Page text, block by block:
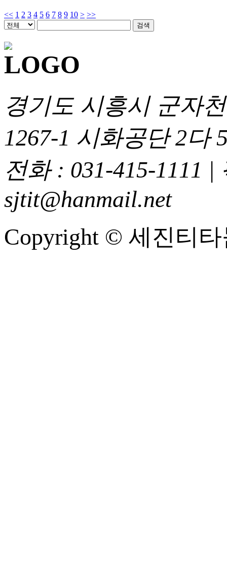
<< 1 2 3 4 5 6 7 8 9 10 > >>
경기도 시흥시 군자
1267-1 시화공단 2다
전화 : 031-415-1111 |
sjtit@hanmail.net
Copyright © 세진티타